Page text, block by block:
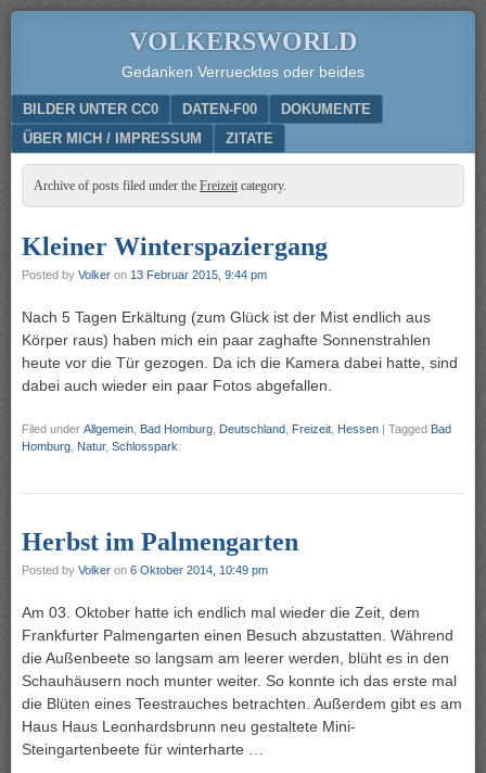
VOLKERSWORLD
Gedanken Verruecktes oder beides
Menu
SKIP TO CONTENT
BILDER UNTER CC0 DATEN-F00
DOKUMENTE
ÜBER MICH / IMPRESSUM
ZITATE
Archive of posts filed under the Freizeit category.
Kleiner Winterspaziergang
Posted by Volker on 13 Februar 2015, 9:44 pm
Nach 5 Tagen Erkältung (zum Glück ist der Mist endlich aus
Körper raus) haben mich ein paar zaghafte Sonnenstrahlen
heute vor die Tür gezogen. Da ich die Kamera dabei hatte, sind
dabei auch wieder ein paar Fotos abgefallen.
Filed under Allgemein Bad Homburg Deutschland Freizeit Hessen | Tagged Bad
Homburg Natur, Schlosspark
Herbst im Palmengarten
Posted by Volker on 6 Oktober 2014, 10:49 pm
Am 03. Oktober hatte ich endlich mal wieder die Zeit, dem
Frankfurter Palmengarten einen Besuch abzustatten. Während
die Außenbeete so langsam am leerer werden, blüht es in den
Schauhäusern noch munter weiter. So konnte ich das erste mal
die Blüten eines Teestrauches betrachten. Außerdem gibt es am
Haus Haus Leonhardsbrunn neu gestaltete Mini-
Steingartenbeete für winterharte …